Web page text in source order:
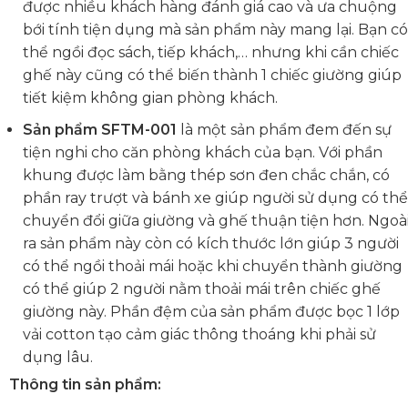
được nhiều khách hàng đánh giá cao và ưa chuộng
bới tính tiện dụng mà sản phẩm này mang lại. Bạn có
thể ngồi đọc sách, tiếp khách,… nhưng khi cần chiếc
ghế này cũng có thể biến thành 1 chiếc giường giúp
tiết kiệm không gian phòng khách.
Sản phẩm SFTM-001 là một sản phẩm đem đến sự
tiện nghi cho căn phòng khách của bạn. Với phần
khung được làm bằng thép sơn đen chắc chắn, có
phần ray trượt và bánh xe giúp người sử dụng có thể
chuyển đổi giữa giường và ghế thuận tiện hơn.
ra sản phẩm này còn có kích thước lớn giúp 3 người
có thể ngồi thoải mái hoặc khi chuyển thành giường
có thể giúp 2 người nằm thoải mái trên chiếc ghế
giường này. Phần đệm của sản phẩm được bọc 1 lớp
vải cotton tạo cảm giác thông thoáng khi phải sử
dụng lâu.
Thông tin sản phẩm: